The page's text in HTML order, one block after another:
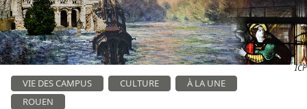
ICP
VIE DES CAMPUS CULTURE
À LA UNE
ROUEN